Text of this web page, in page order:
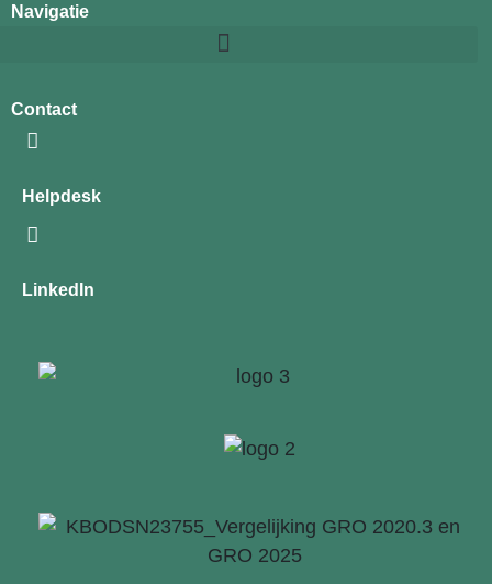
Navigatie
Contact
Helpdesk
LinkedIn